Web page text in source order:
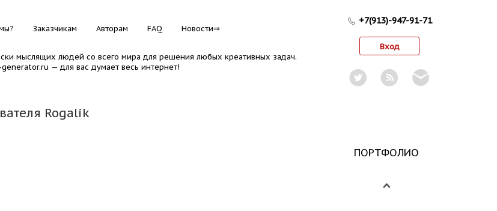
Заказчикам Авторам FAQ Новости
мыслящих людей со всего мира для решения любых креативных задач.
— для вас думает весь интернет!
+7(913)-947-91-71
Вход
Rogalik
ПОРТФОЛИО